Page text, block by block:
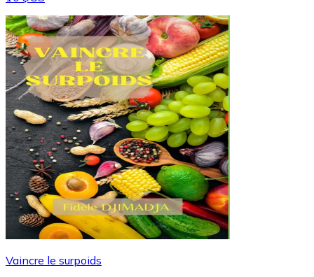
Vaincre le surpoids